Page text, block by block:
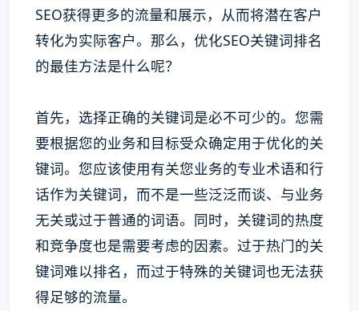
SEO获得更多的流量和展示，从而将潜在客户
转化为实际客户。那么，优化SEO关键词排名
的最佳方法是什么呢？
首先，选择正确的关键词是必不可少的。您需
要根据您的业务和目标受众确定用于优化的关
键词。您应该使用有关您业务的专业术语和行
话作为关键词，而不是一些泛泛而谈、与业务
无关或过于普通的词语。同时，关键词的热度
和竞争度也是需要考虑的因素。过于热门的关
键词难以排名，而过于特殊的关键词也无法获
得足够的流量。